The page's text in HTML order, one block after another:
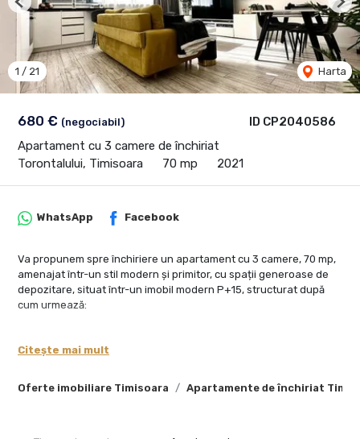
ID CP2040586
680 € (negociabil)
Apartament cu 3 camere de închiriat
Torontalului, Timisoara
70 mp 2021
1 / 21 Harta
Previous
Oferte imobiliare Timisoara Apartamente de închiriat
WhatsApp Facebook
Va propunem spre închiriere un apartament cu 3 camere, 70 mp,
amenajat într-un stil modern și primitor, cu spații generoase de
depozitare, situat într-un imobil modern P+15, structurat după
cum urmează:
- bucatarie mobilata și complet utilată
- baie
Citește mai mult